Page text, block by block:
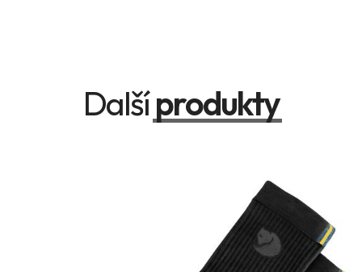
Dalšíprodukty